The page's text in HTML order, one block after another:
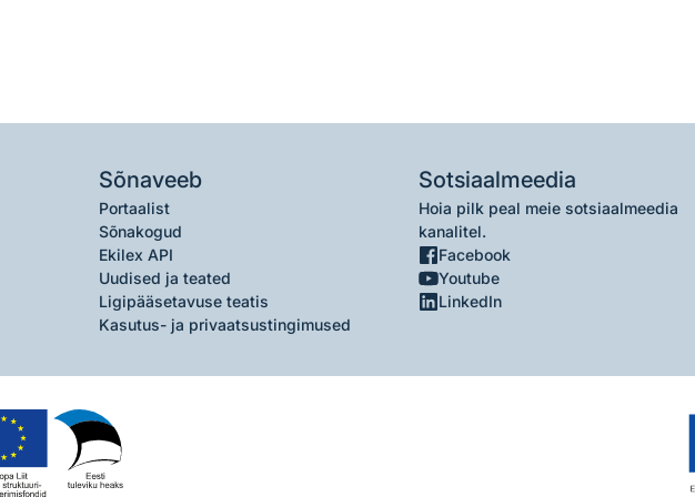
Sõnaveeb
Portaalist
Sõnakogud
Ekilex API
Uudised ja teated
Ligipääsetavuse teatis
Kasutus- ja privaatsustingimused
Sotsiaalmeedia
Hoia pilk peal meie sotsiaalmeedia
kanalitel.
Facebook
Youtube
LinkedIn